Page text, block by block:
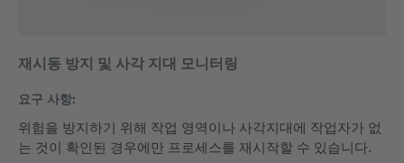
재시동 방지 및 사각 지대 모니터링
요구 사항:
위험을 방지하기 위해 작업 영역이나 사각지대에 작업자가 없
는 것이 확인된 경우에만 프로세스를 재시작할 수 있습니다.